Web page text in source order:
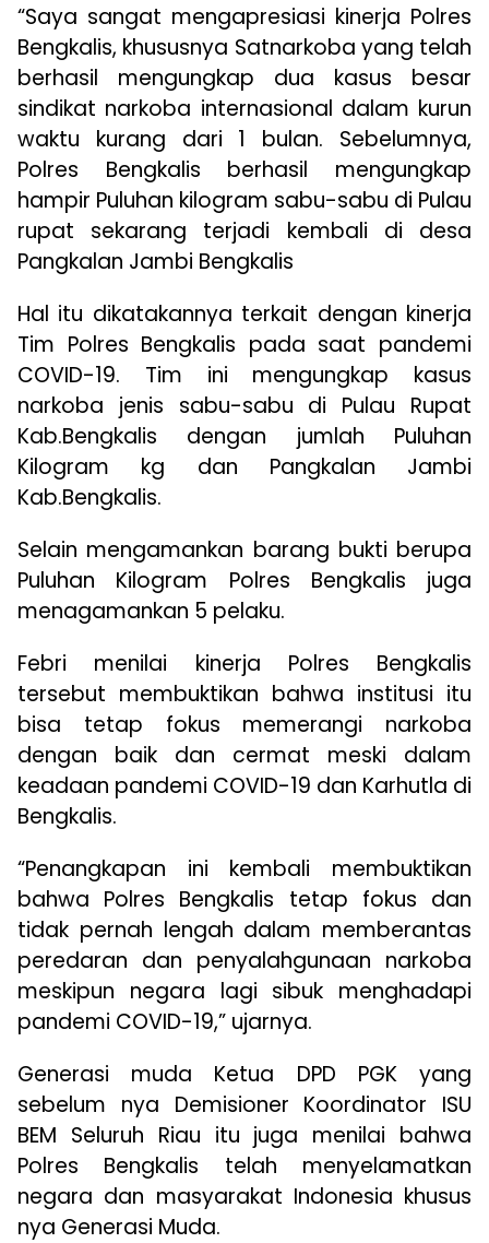
“Saya sangat mengapresiasi kinerja Polres
Bengkalis, khususnya Satnarkoba yang telah
berhasil mengungkap dua kasus besar
sindikat narkoba internasional dalam kurun
waktu kurang dari 1 bulan. Sebelumnya,
Polres Bengkalis berhasil mengungkap
hampir Puluhan kilogram sabu-sabu di Pulau
rupat sekarang terjadi kembali di desa
Pangkalan Jambi Bengkalis
Hal itu dikatakannya terkait dengan kinerja
Tim Polres Bengkalis pada saat pandemi
COVID-19. Tim ini mengungkap kasus
narkoba jenis sabu-sabu di Pulau Rupat
Kab.Bengkalis dengan jumlah Puluhan
Kilogram kg dan Pangkalan Jambi
Kab.Bengkalis.
Selain mengamankan barang bukti berupa
Puluhan Kilogram Polres Bengkalis juga
menagamankan 5 pelaku.
Febri menilai kinerja Polres Bengkalis
tersebut membuktikan bahwa institusi itu
bisa tetap fokus memerangi narkoba
dengan baik dan cermat meski dalam
keadaan pandemi COVID-19 dan Karhutla di
Bengkalis.
“Penangkapan ini kembali membuktikan
bahwa Polres Bengkalis tetap fokus dan
tidak pernah lengah dalam memberantas
peredaran dan penyalahgunaan narkoba
meskipun negara lagi sibuk menghadapi
pandemi COVID-19,” ujarnya.
Generasi muda Ketua DPD PGK yang
sebelum nya Demisioner Koordinator ISU
BEM Seluruh Riau itu juga menilai bahwa
Polres Bengkalis telah menyelamatkan
negara dan masyarakat Indonesia khusus
nya Generasi Muda.